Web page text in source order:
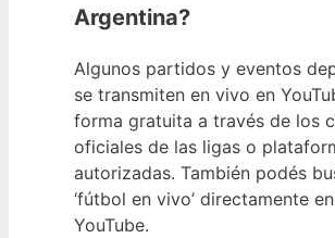
Argentina?
Algunos partidos y eventos
se transmiten en vivo en
forma gratuita a través de los
oficiales de las ligas o
autorizadas. También podés
‘fútbol en vivo’ directamente en
YouTube.